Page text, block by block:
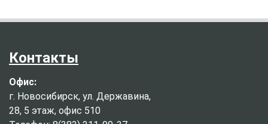
Контакты
Офис:
г. Новосибирск, ул. Державина,
28, 5 этаж, офис 510